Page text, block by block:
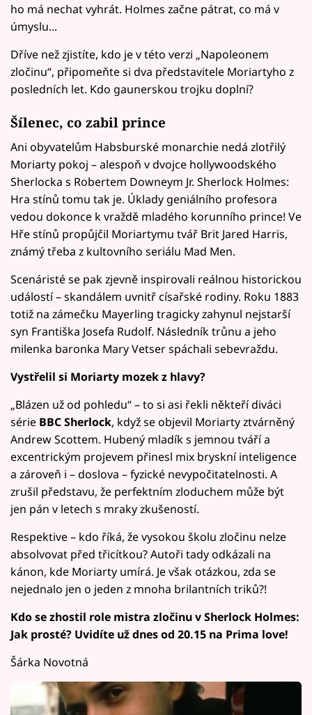
ho má nechat vyhrát. Holmes začne pátrat, co má v
úmyslu...
Dříve než zjistíte, kdo je v této verzi „Napoleonem
zločinu“, připomeňte si dva představitele Moriartyho z
posledních let. Kdo gaunerskou trojku doplní?
Šílenec, co zabil prince
Ani obyvatelům Habsburské monarchie nedá zlotřilý
Moriarty pokoj – alespoň v dvojce hollywoodského
Sherlocka s Robertem Downeym Jr. Sherlock Holmes:
Hra stínů tomu tak je. Úklady geniálního profesora
vedou dokonce k vraždě mladého korunního prince! Ve
Hře stínů propůjčil Moriartymu tvář Brit Jared Harris,
známý třeba z kultovního seriálu Mad Men.
Scenáristé se pak zjevně inspirovali reálnou historickou
událostí – skandálem uvnitř císařské rodiny. Roku 1883
totiž na zámečku Mayerling tragicky zahynul nejstarší
syn Františka Josefa Rudolf. Následník trůnu a jeho
milenka baronka Mary Vetser spáchali sebevraždu.
Vystřelil si Moriarty mozek z hlavy?
„Blázen už od pohledu“ – to si asi řekli někteří diváci
série BBC Sherlock, když se objevil Moriarty ztvárněný
Andrew Scottem. Hubený mladík s jemnou tváří a
excentrickým projevem přinesl mix bryskní inteligence
a zároveň i – doslova – fyzické nevypočitatelnosti. A
zrušil představu, že perfektním zloduchem může být
jen pán v letech s mraky zkušeností.
Respektive – kdo říká, že vysokou školu zločinu nelze
absolvovat před třicítkou? Autoři tady odkázali na
kánon, kde Moriarty umírá. Je však otázkou, zda se
nejednalo jen o jeden z mnoha brilantních triků?!
Kdo se zhostil role mistra zločinu v Sherlock Holmes:
Jak prosté? Uvidíte už dnes od 20.15 na Prima love!
Šárka Novotná